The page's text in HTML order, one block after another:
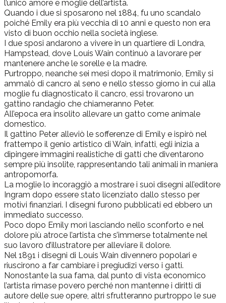
l’unico amore e moglie dell’artista.
Quando i due si sposarono nel 1884, fu uno scandalo
poiché Emily era più vecchia di 10 anni e questo non era
visto di buon occhio nella società inglese.
I due sposi andarono a vivere in un quartiere di Londra,
Hampstead, dove Louis Wain continuò a lavorare per
mantenere anche le sorelle e la madre.
Purtroppo, neanche sei mesi dopo il matrimonio, Emily si
ammalò di cancro al seno e nello stesso giorno in cui alla
moglie fu diagnosticato il cancro, essi trovarono un
gattino randagio che chiameranno Peter.
All’epoca era insolito allevare un gatto come animale
domestico.
Il gattino Peter alleviò le sofferenze di Emily e ispirò nel
frattempo il genio artistico di Wain, infatti, egli inizia a
dipingere immagini realistiche di gatti che diventarono
sempre più insolite, rappresentando tali animali in maniera
antropomorfa.
La moglie lo incoraggiò a mostrare i suoi disegni all’editore
Ingram dopo essere stato licenziato dallo stesso per
motivi finanziari. I disegni furono pubblicati ed ebbero un
immediato successo.
Poco dopo Emily morì lasciando nello sconforto e nel
dolore più atroce l’artista che s’immerse totalmente nel
suo lavoro d’illustratore per alleviare il dolore.
Nel 1891 i disegni di Louis Wain divennero popolari e
riuscirono a far cambiare i pregiudizi verso i gatti.
Nonostante la sua fama, dal punto di vista economico
l’artista rimase povero perché non mantenne i diritti di
autore delle sue opere, altri sfrutteranno purtroppo le sue